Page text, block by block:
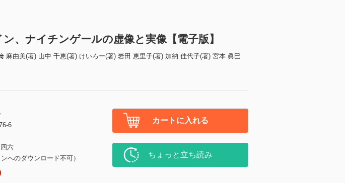
、ナイチンゲールの虚像と実像【電子版】
麻由美(著) 山中 千恵(著) けいろー(著) 岩田 恵里子(著) 加納 佳代子(著) 宮本 眞巳
6
四六
へのダウンロード不可）
カートに入れる
ちょっと立ち読み